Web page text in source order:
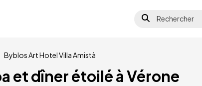
Rechercher
Byblos Art Hotel Villa Amistà
et dîner étoilé à Vérone